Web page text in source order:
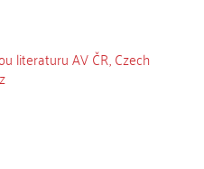
literaturu AV ČR, Czech